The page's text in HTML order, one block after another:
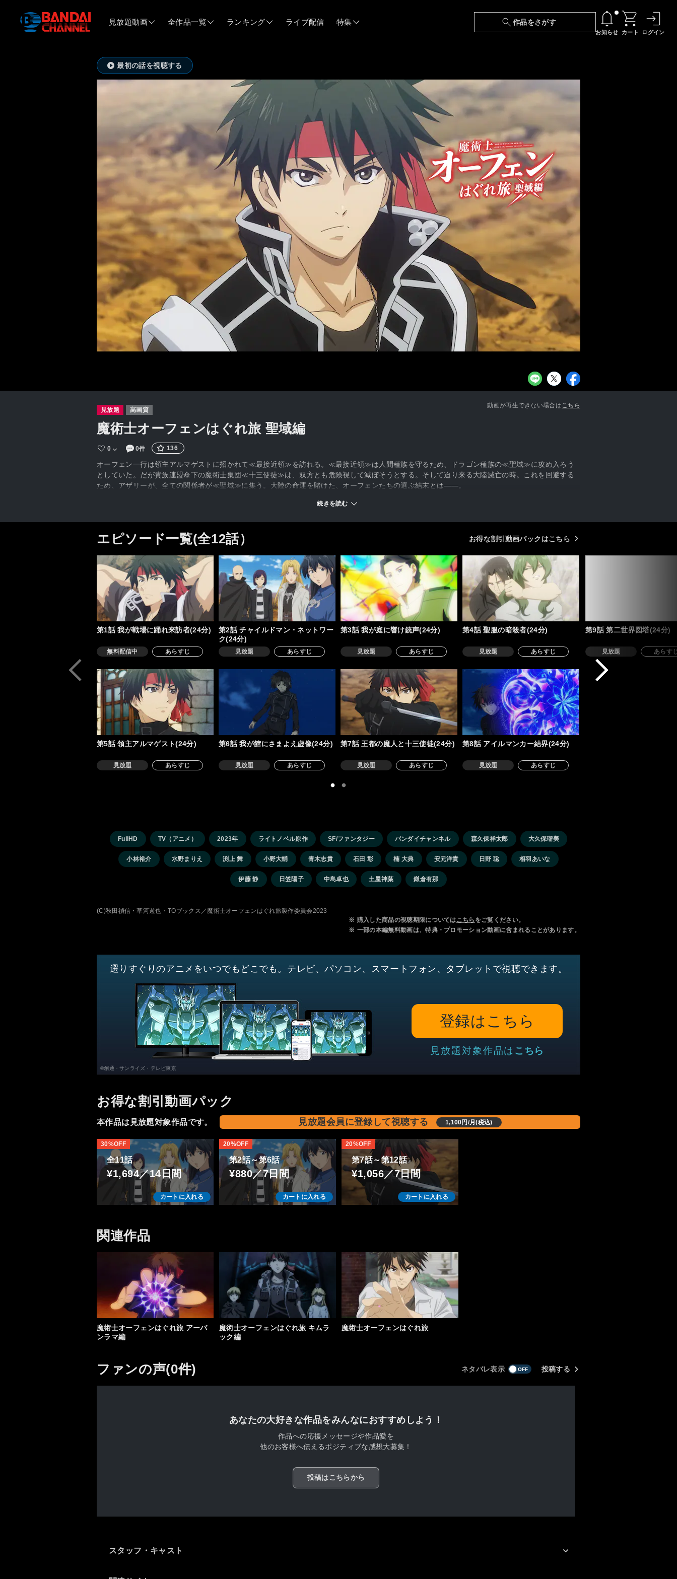
見放題動画 全作品一覧 ランキング ライブ配信 特集 作品をさがす
お知らせ
06/03
『最強の王様、二度目の人生は何をする？』第
24話 配信日変更のお知らせ
05/21 【障害】映像再生における不具合に関しまして
05/14
【日本語字幕】【セリフ検索】新規追加のお知
らせ
04/28
【障害】Android TVにおける不具合に関しまし
お知らせ一覧へ
カート ログイン
最初の話を視聴する
動画が再生できない場合はこちら
見放題 高画質
魔術士オーフェンはぐれ旅 聖域編
0 0件 136
オーフェン一行は領主アルマゲストに招かれて≪最接近領≫を訪れる。≪最接近領≫は人間種族を守るため、ドラゴン種族の≪聖域≫に攻め入ろう
としていた。だが貴族連盟傘下の魔術士集団≪十三使徒≫は、双方とも危険視して滅ぼそうとする。そして迫り来る大陸滅亡の時。これを回避する
ため、アザリーが、全ての関係者が≪聖域≫に集う。大陸の命運を賭けた、オーフェンたちの選ぶ結末とは――。
続きを読む
エピソード一覧(全12話） お得な割引動画パックはこちら
第1話 我が戦場に踊れ来訪者(24分)
無料配信中 あらすじ
第2話 チャイルドマン・ネットワー
ク(24分)
見放題 あらすじ
第3話 我が庭に響け銃声(24分)
見放題 あらすじ
第4話 聖服の暗殺者(24分)
見放題 あらすじ
第5話 領主アルマゲスト(24分)
見放題 あらすじ
第6話 我が館にさまよえ虚像(24分)
見放題 あらすじ
第7話 王都の魔人と十三使徒(24分)
見放題 あらすじ
第8話 アイルマンカー結界(24分)
見放題 あらすじ
第9話 第二世界図塔(24分)
見放題 あらす
FullHD TV（アニメ） 2023年 ライトノベル原作 SF/ファンタジー バンダイチャンネル 森久保祥太郎 大久保瑠美
小林裕介 水野まりえ 渕上 舞 小野大輔 青木志貴 石田 彰 楠 大典 安元洋貴 日野 聡 相羽あいな
伊藤 静 日笠陽子 中島卓也 土屋神葉 鎌倉有那
(C)秋田禎信・草河遊也・TOブックス／魔術士オーフェンはぐれ旅製作委員会2023
※ 購入した商品の視聴期限についてはこちら をご覧ください。
※ 一部の本編無料動画は、特典・プロモーション動画に含まれることがあります。
選りすぐりのアニメをいつでもどこでも。テレビ、パソコン、スマートフォン、タブレットで視聴できます。
登録はこちら
見放題対象作品は こちら
©創通・サンライズ・テレビ東京
お得な割引動画パック
本作品は見放題対象作品です。 見放題会員に登録して視聴する 1,100円/月(税込)
全11話
¥1,694／14日間
カートに入れる
30%OFF
第2話～第6話
¥880／7日間
カートに入れる
20%OFF
第7話～第12話
¥1,056／7日間
カートに入れる
20%OFF
関連作品
魔術士オーフェンはぐれ旅 アーバ
ンラマ編
魔術士オーフェンはぐれ旅 キムラ
ック編
魔術士オーフェンはぐれ旅
ファンの声(0件) ネタバレ表示 投稿する
あなたの大好きな作品をみんなにおすすめしよう！
作品への応援メッセージや作品愛を
他のお客様へ伝えるポジティブな感想大募集！
投稿はこちらから
スタッフ・キャスト